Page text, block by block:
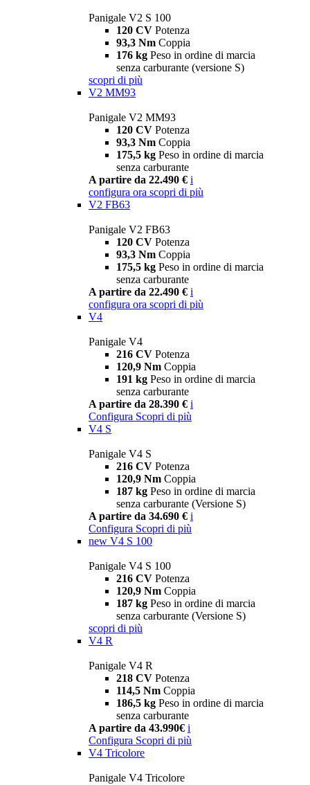
Panigale V2 S 100
120 CV Potenza
93,3 Nm Coppia
176 kg Peso in ordine di marcia
senza carburante (versione S)
scopri di più
V2 MM93
Panigale V2 MM93
120 CV Potenza
93,3 Nm Coppia
175,5 kg Peso in ordine di marcia
senza carburante
A partire da 22.490 € i
configura ora scopri di più
V2 FB63
Panigale V2 FB63
120 CV Potenza
93,3 Nm Coppia
175,5 kg Peso in ordine di marcia
senza carburante
A partire da 22.490 € i
configura ora scopri di più
V4
Panigale V4
216 CV Potenza
120,9 Nm Coppia
191 kg Peso in ordine di marcia
senza carburante
A partire da 28.390 € i
Configura Scopri di più
V4 S
Panigale V4 S
216 CV Potenza
120,9 Nm Coppia
187 kg Peso in ordine di marcia
senza carburante (Versione S)
A partire da 34.690 € i
Configura Scopri di più
new V4 S 100
Panigale V4 S 100
216 CV Potenza
120,9 Nm Coppia
187 kg Peso in ordine di marcia
senza carburante (Versione S)
scopri di più
V4 R
Panigale V4 R
218 CV Potenza
114,5 Nm Coppia
186,5 kg Peso in ordine di marcia
senza carburante
A partire da 43.990€ i
Configura Scopri di più
V4 Tricolore
Panigale V4 Tricolore